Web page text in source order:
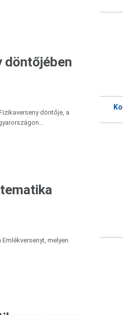
döntőjében
döntője, a
melyen